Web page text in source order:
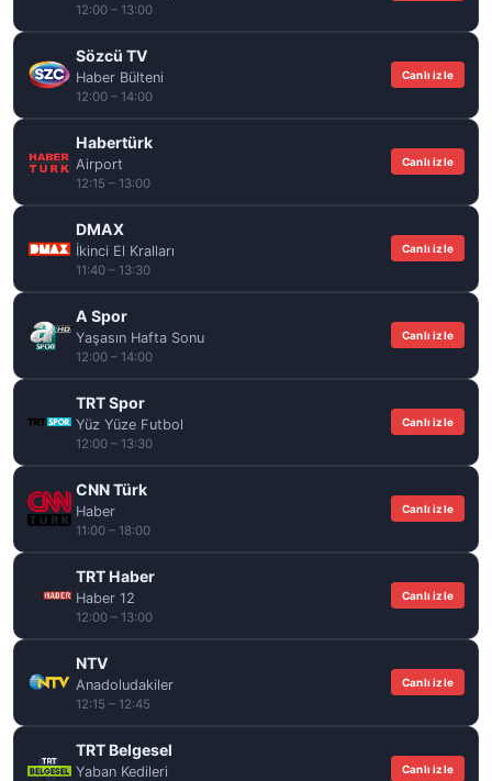
12:00 – 13:00
Sözcü TV
Haber Bülteni
12:00 – 14:00
Canlı izle
Habertürk
Airport
12:15 – 13:00
Canlı izle
DMAX
İkinci El Kralları
11:40 – 13:30
Canlı izle
A Spor
Yaşasın Hafta Sonu
12:00 – 14:00
Canlı izle
TRT Spor
Yüz Yüze Futbol
12:00 – 13:30
Canlı izle
CNN Türk
Haber
11:00 – 18:00
Canlı izle
TRT Haber
Haber 12
12:00 – 13:00
Canlı izle
NTV
Anadoludakiler
12:15 – 12:45
Canlı izle
TRT Belgesel
Yaban Kedileri Canlı izle